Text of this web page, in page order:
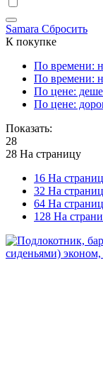
Samara Сбросить
К покупке
По времени:
По времени:
По цене:
По цене:
Показать:
28
28 На страницу
16 На
32 На
64 На
128 На